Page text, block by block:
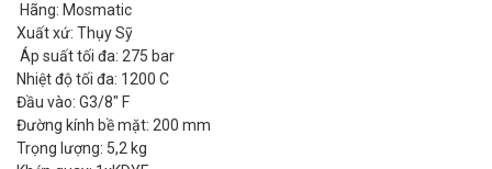
Hãng: Mosmatic
Xuất xứ: Thụy Sỹ
Áp suất tối đa: 275 bar
Nhiệt độ tối đa: 1200 C
Đầu vào: G3/8" F
Đường kính bề mặt: 200 mm
Trọng lượng: 5,2 kg